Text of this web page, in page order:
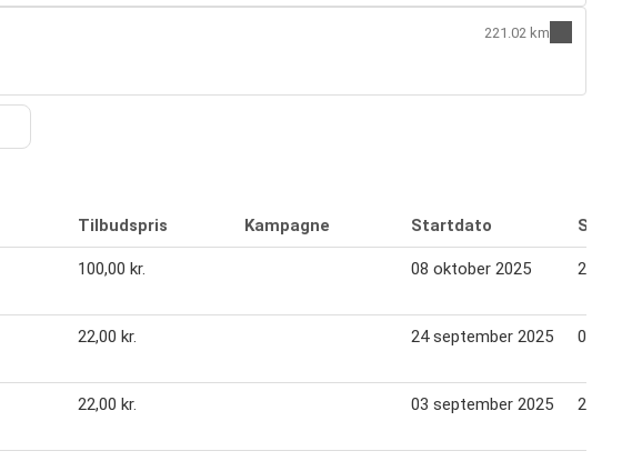
221.02 km
Tilbudspris Kampagne Startdato
100,00 kr. 08 oktober 2025 21
22,00 kr. 24 september 2025 07
22,00 kr. 03 september 2025 23